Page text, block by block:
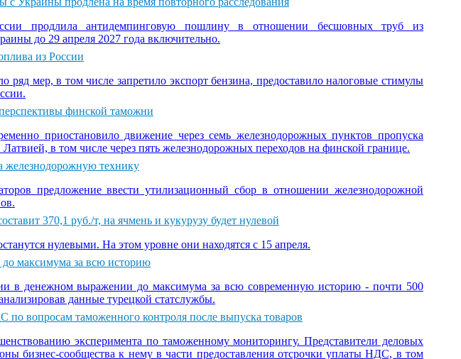
продлила антидемпинговую пошлину в отношении бесшовных труб из
до 29 апреля 2027 года включительно.
из России
ряд мер, в том числе запретило экспорт бензина, предоставило налоговые стимулы
финской таможни
приостановило движение через семь железнодорожных пунктов пропуска
в том числе через пять железнодорожных переходов на финской границе.
железнодорожную технику
предложение ввести утилизационный сбор в отношении железнодорожной
370,1 руб./т, на ячмень и кукурузу будет нулевой
нулевыми. На этом уровне они находятся с 15 апреля.
максимума за всю историю
в денежном выражении до максимума за всю современную историю - почти 500
данные турецкой статслужбы.
по вопросам таможенного контроля после выпуска товаров
эксперимента по таможенному мониторингу. Представители деловых
бизнес-сообщества к нему в части предоставления отсрочки уплаты НДС, в том